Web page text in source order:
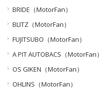
BRIDE（MotorFan）
BLITZ（MotorFan）
FUJITSUBO（MotorFan）
A PIT AUTOBACS（MotorFan）
OS GIKEN（MotorFan）
OHLINS（MotorFan）